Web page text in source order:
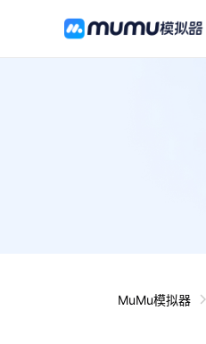
MuMu模拟器